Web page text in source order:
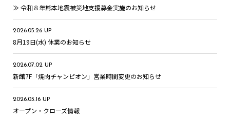
≫ 令和８年熊本地震被災地支援募金実施のお知らせ
2026.05.26 UP
8月19日(水) 休業のお知らせ
2026.07.02 UP
新館7F「焼肉チャンピオン」営業時間変更のお知らせ
2026.03.16 UP
オープン・クローズ情報